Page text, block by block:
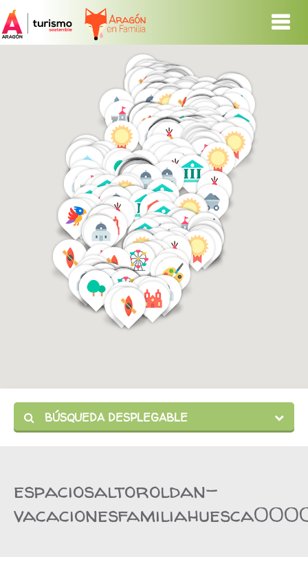
BÚSQUEDA DESPLEGABLE
espaciosaltoroldan-